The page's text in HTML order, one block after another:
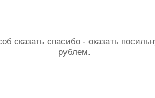
сказать спасибо - оказать
рублем.